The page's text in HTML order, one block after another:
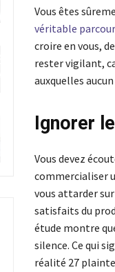
Vous êtes
véritable
croire en vous,
rester vigilant,
auxquelles
Ignorer
Vous devez
commercialiser
vous attarder
satisfaits du
étude montre
silence. Ce qui
réalité 27